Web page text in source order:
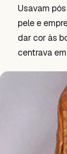
Usavam
pele e
dar cor às
centrava